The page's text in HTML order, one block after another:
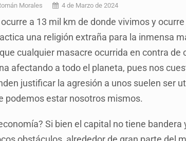
por agresión y amenzas contra su pareja
de San Isidro denuncian tala; IJALVI lo niega
tras inundación en Balcones de Oblatos
en búsqueda de Ricardo Cabezas Talavera
popular por desarrollo de vivienda en Mirador
implicados en crimen de Valeria
buscada desde 2012
Morales 4 de Marzo de 2024
a 13 mil km de donde vivimos y
una religión extraña para la inmensa
cualquier masacre ocurrida en contra de
afectando a todo el planeta, pues nos
justificar la agresión a unos suelen ser
podemos estar nosotros mismos.
Si bien el capital no tiene